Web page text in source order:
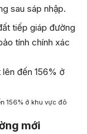
sau sáp nhập.
tiếp giáp đường
tính chính xác
156% ở khu vực đô
mới